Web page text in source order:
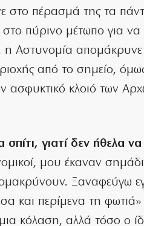
στο πέρασμά της τα
στο πύρινο μέτωπο για
Αστυνομία απομάκρυνε
από το σημείο,
ασφυκτικό κλοιό των
σπίτι, γιατί δεν ήθελα
μου έκαναν
Ξαναφεύγω
και περίμενα τη
κόλαση, αλλά τόσο ο